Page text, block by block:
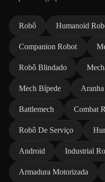
Robô Humanoid
Companion Robot
Robô Blindado
Mech Bípede
Battlemech Combat
Robô De Serviço
Android Industrial
Armadura Motorizada